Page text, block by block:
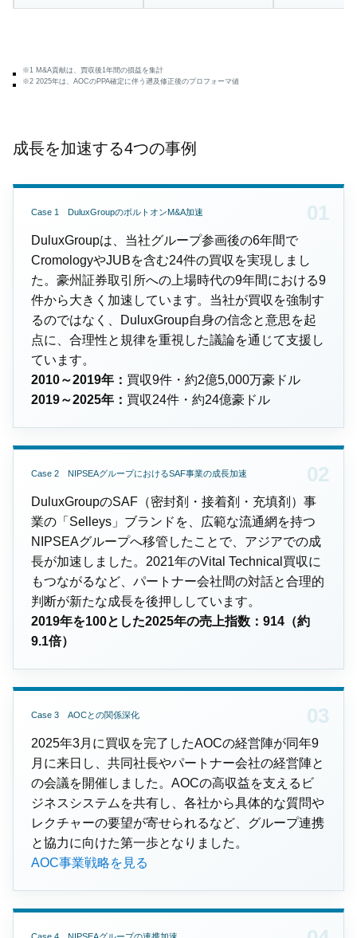
※1 M&A貢献は、買収後1年間の損益を集計
※2 2025年は、AOCのPPA確定に伴う遡及修正後のプロフォーマ値
成長を加速する4つの事例
Case 1 DuluxGroupのボルトオンM&A加速
DuluxGroupは、当社グループ参画後の6年間で
CromologyやJUBを含む24件の買収を実現しまし
た。豪州証券取引所への上場時代の9年間における9
件から大きく加速しています。当社が買収を強制す
るのではなく、DuluxGroup自身の信念と意思を起
点に、合理性と規律を重視した議論を通じて支援し
ています。
2010～2019年： 買収9件・約2億5,000万豪ドル
2019～2025年： 買収24件・約24億豪ドル
Case 2 NIPSEAグループにおけるSAF事業の成長加速
DuluxGroupのSAF（密封剤・接着剤・充填剤）事
業の「Selleys」ブランドを、広範な流通網を持つ
NIPSEAグループへ移管したことで、アジアでの成
長が加速しました。2021年のVital Technical買収に
もつながるなど、パートナー会社間の対話と合理的
判断が新たな成長を後押ししています。
2019年を100とした2025年の売上指数：914（約
9.1倍）
Case 3 AOCとの関係深化
2025年3月に買収を完了したAOCの経営陣が同年9
月に来日し、共同社長やパートナー会社の経営陣と
の会議を開催しました。AOCの高収益を支えるビ
ジネスシステムを共有し、各社から具体的な質問や
レクチャーの要望が寄せられるなど、グループ連携
と協力に向けた第一歩となりました。
AOC事業戦略を見る